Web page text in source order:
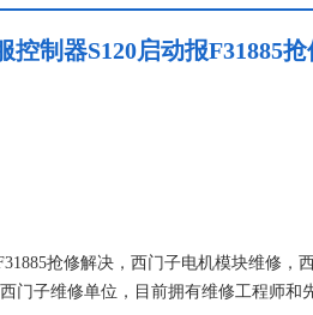
控制器S120启动报F31885
抢修解决，西门子电机模块维修
门子维修单位，目前拥有维修工程师